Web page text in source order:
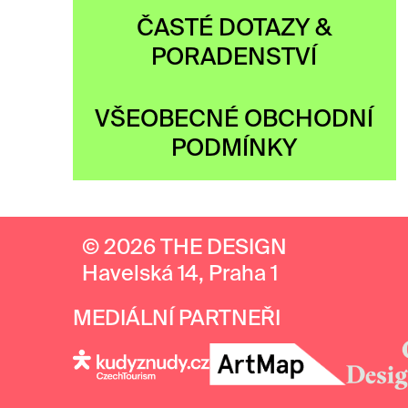
ČASTÉ DOTAZY &
PORADENSTVÍ
VŠEOBECNÉ OBCHODNÍ
PODMÍNKY
© 2026 THE DESIGN
Havelská 14, Praha 1
MEDIÁLNÍ PARTNEŘI